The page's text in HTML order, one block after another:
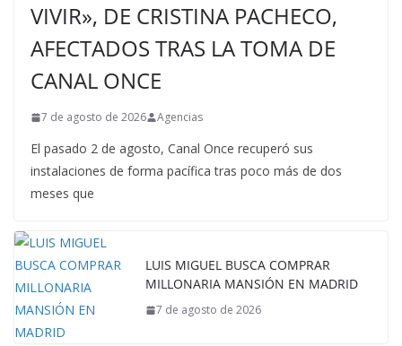
VIVIR», DE CRISTINA PACHECO,
AFECTADOS TRAS LA TOMA DE
CANAL ONCE
7 de agosto de 2026 Agencias
El pasado 2 de agosto, Canal Once recuperó sus
instalaciones de forma pacífica tras poco más de dos
meses que
LUIS MIGUEL BUSCA COMPRAR
MILLONARIA MANSIÓN EN MADRID
7 de agosto de 2026